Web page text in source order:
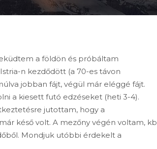
a földön és próbáltam
n kezdődött (a 70-es távon
jobban fájt, végül már eléggé fájt.
a kiesett futó edzéseket (heti 3-4).
jutottam, hogy a
késő volt. A mezőny végén voltam, kb
Mondjuk utóbbi érdekelt a